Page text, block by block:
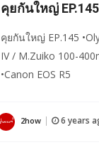
คุยกันใหญ่ EP.145
คุยกันใหญ่ EP.145
IV / M.Zuiko 100-
•Canon EOS R5
2how 6 years